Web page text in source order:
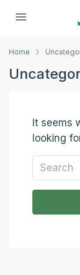
Home
It seems
looking